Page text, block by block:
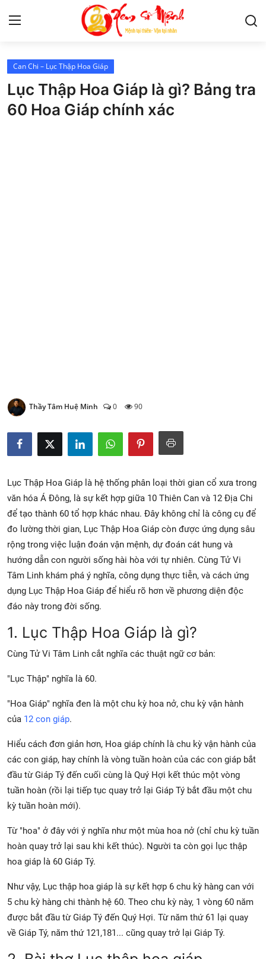
Tử Vi
Kiến Thức
Can Chi – Lục Thập Hoa Giáp
Lục Thập Hoa Giáp là gì? Bảng tra
60 Hoa Giáp chính xác
Thầy Tâm Huệ Minh 0 90
Lục Thập Hoa Giáp là hệ thống phân loại thời gian cổ xưa trong
văn hóa Á Đông, là sự kết hợp giữa 10 Thiên Can và 12 Địa Chi
để tạo thành 60 tổ hợp khác nhau. Đây không chỉ là công cụ để
đo lường thời gian, Lục Thập Hoa Giáp còn được ứng dụng sâu
rộng trong việc luận đoán vận mệnh, dự đoán cát hung và
hướng dẫn con người sống hài hòa với tự nhiên. Cùng Tử Vi
Tâm Linh khám phá ý nghĩa, công dụng thực tiễn, và cách ứng
dụng Lục Thập Hoa Giáp để hiểu rõ hơn về phương diện độc
đáo này trong đời sống.
1. Lục Thập Hoa Giáp là gì?
Cùng Tử Vi Tâm Linh cắt nghĩa các thuật ngữ cơ bản:
"Lục Thập" nghĩa là 60.
"Hoa Giáp" nghĩa đen là một chu kỳ hoa nở, chu kỳ vận hành
của 12 con giáp.
Hiểu cách đơn giản hơn, Hoa giáp chính là chu kỳ vận hành của
các con giáp, hay chính là vòng tuần hoàn của các con giáp bắt
đầu từ Giáp Tý đến cuối cùng là Quý Hợi kết thúc một vòng
tuần hoàn (rồi lại tiếp tục quay trở lại Giáp Tý bắt đầu một chu
kỳ tuần hoàn mới).
Từ "hoa" ở đây với ý nghĩa như một mùa hoa nở (chỉ chu kỳ tuần
hoàn quay trở lại sau khi kết thúc). Người ta còn gọi lục thập
hoa giáp là 60 Giáp Tý.
Như vậy, Lục thập hoa giáp là sự kết hợp 6 chu kỳ hàng can với
5 chu kỳ hàng chi thành hệ 60. Theo chu kỳ này, 1 vòng 60 năm
được bắt đầu từ Giáp Tý đến Quý Hợi. Từ năm thứ 61 lại quay
về Giáp Tý, năm thứ 121,181... cũng quay trở lại Giáp Tý.